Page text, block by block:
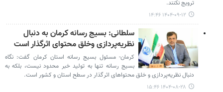
ترویج نکنند.
۱۴۰۴-۰۹-۱۲ ۱۴:۴۶
سلطانی: بسیج رسانه کرمان به دنبال
نظریه‌پردازی وخلق محتوای اثرگذار است
کرمان- مسئول بسیج رسانه استان کرمان گفت: نگاه
بسیج رسانه تنها به تولید خبر محدود نیست، بلکه به
دنبال نظریه‌پردازی و خلق محتواهای اثرگذار در سطح استان و کشور است.
۱۴۰۴-۰۸-۲۸ ۱۵:۴۶